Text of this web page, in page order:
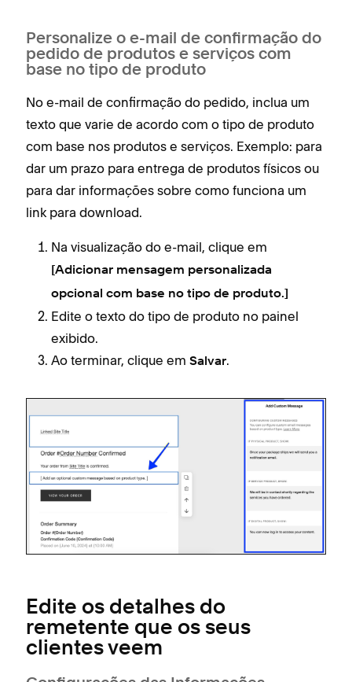
Personalize o e-mail de confirmação do
pedido de produtos e serviços com
base no tipo de produto
No e-mail de confirmação do pedido, inclua um
texto que varie de acordo com o tipo de produto
com base nos produtos e serviços. Exemplo: para
dar um prazo para entrega de produtos físicos ou
para dar informações sobre como funciona um
link para download.
Na visualização do e-mail, clique em
[Adicionar mensagem personalizada
opcional com base no tipo de produto.]
Edite o texto do tipo de produto no painel
exibido.
Ao terminar, clique em Salvar.
Edite os detalhes do
remetente que os seus
clientes veem